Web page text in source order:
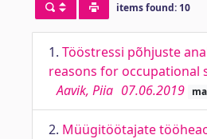
items found: 10
1. Tööstressi põhjuste
reasons for occupational
Aavik, Piia 07.06.2019
2. Müügitöötajate